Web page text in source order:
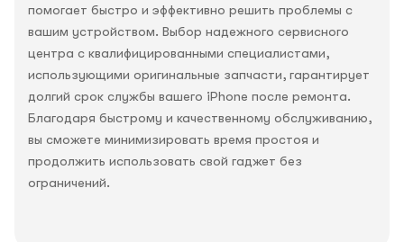
помогает быстро и эффективно решить проблемы с
вашим устройством. Выбор надежного сервисного
центра с квалифицированными специалистами,
использующими оригинальные запчасти, гарантирует
долгий срок службы вашего iPhone после ремонта.
Благодаря быстрому и качественному обслуживанию,
вы сможете минимизировать время простоя и
продолжить использовать свой гаджет без
ограничений.